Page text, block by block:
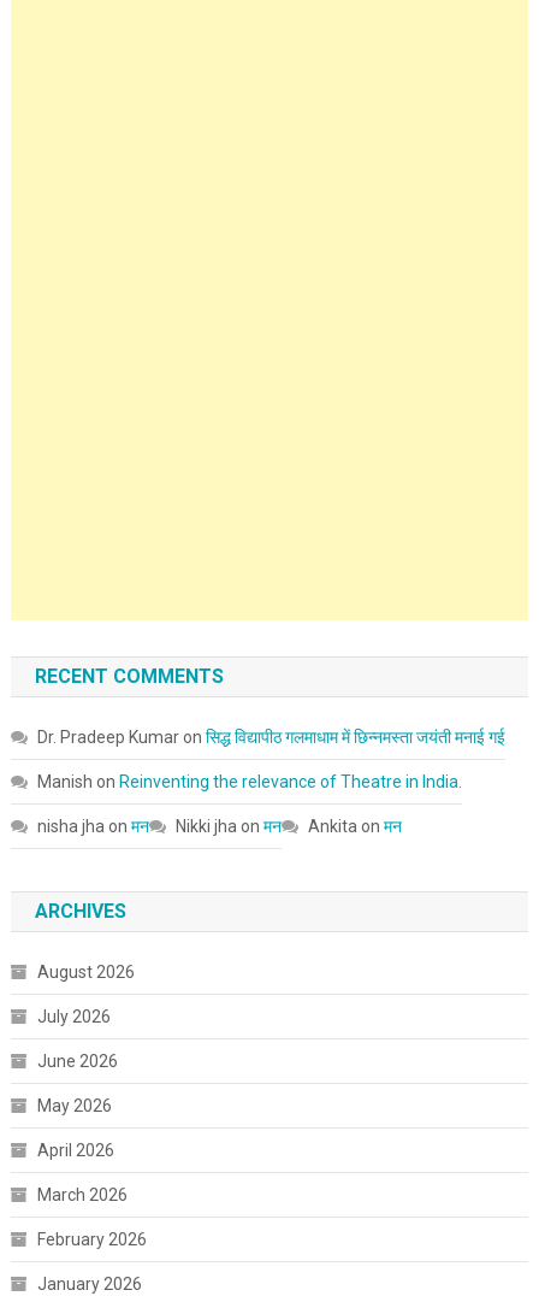
RECENT COMMENTS
Dr. Pradeep Kumaron सिद्ध विद्यापीठ गलमाधाम में छिन्नमस्ता जयंती मनाई गई
Manish on Reinventing the relevance of Theatre in India.
nisha jha on मन Nikki jha on मन Ankita on मन
ARCHIVES
August 2026
July 2026
June 2026
May 2026
April 2026
March 2026
February 2026
January 2026